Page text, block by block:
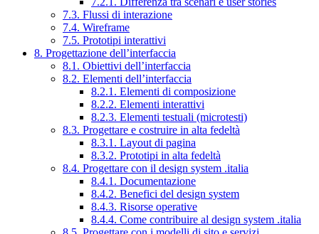
7.3. Flussi di interazione
7.4. Wireframe
7.5. Prototipi interattivi
8. Progettazione dell’interfaccia
8.1. Obiettivi dell’interfaccia
8.2. Elementi dell’interfaccia
8.2.1. Elementi di composizione
8.2.2. Elementi interattivi
8.2.3. Elementi testuali (microtesti)
8.3. Progettare e costruire in alta fedeltà
8.3.1. Layout di pagina
8.3.2. Prototipi in alta fedeltà
8.4. Progettare con il design system .italia
8.4.1. Documentazione
8.4.2. Benefici del design system
8.4.3. Risorse operative
8.4.4. Come contribuire al design system .italia